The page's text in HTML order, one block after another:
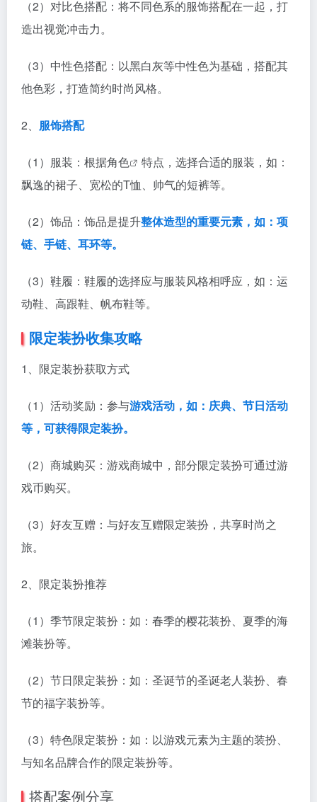
（2）对比色搭配：将不同色系的服饰搭配在一起，打
造出视觉冲击力。
（3）中性色搭配：以黑白灰等中性色为基础，搭配其
他色彩，打造简约时尚风格。
2、 服饰搭配
（1）服装：根据角色
特点，选择合适的服装，如：
飘逸的裙子、宽松的T恤、帅气的短裤等。
（2）饰品：饰品是提升整体造型的重要元素，如：项
链、手链、耳环等。
（3）鞋履：鞋履的选择应与服装风格相呼应，如：运
动鞋、高跟鞋、帆布鞋等。
限定装扮收集攻略
1、限定装扮获取方式
（1）活动奖励：参与游戏活动，如：庆典、节日活动
等，可获得限定装扮。
（2）商城购买：游戏商城中，部分限定装扮可通过游
戏币购买。
（3）好友互赠：与好友互赠限定装扮，共享时尚之
旅。
2、限定装扮推荐
（1）季节限定装扮：如：春季的樱花装扮、夏季的海
滩装扮等。
（2）节日限定装扮：如：圣诞节的圣诞老人装扮、春
节的福字装扮等。
（3）特色限定装扮：如：以游戏元素为主题的装扮、
与知名品牌合作的限定装扮等。
搭配案例分享